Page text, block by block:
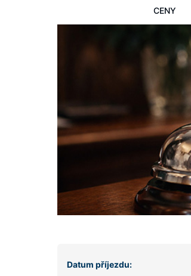
CENY
Datum příjezdu: